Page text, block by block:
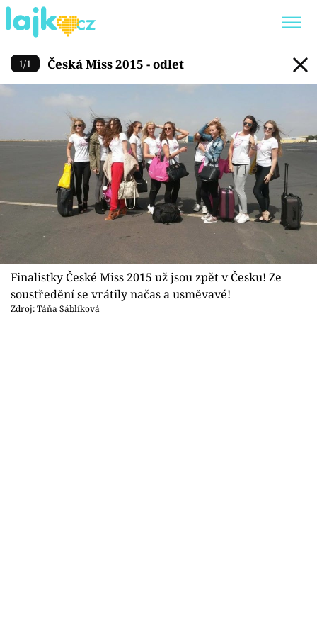
Trendy: KARLOS VÉMOLA
ONLYFANS
SHOPAHOLICADEL
Témata
Showbyznys
Virály
Sex a vztahy
Česká Miss 2015 - odlet
1/1 Česká Miss 2015 - odlet
Finalistky České Miss 2015 už jsou zpět v Česku! Ze
soustředění se vrátily načas a usměvavé!
Zdroj: Táňa Sáblíková